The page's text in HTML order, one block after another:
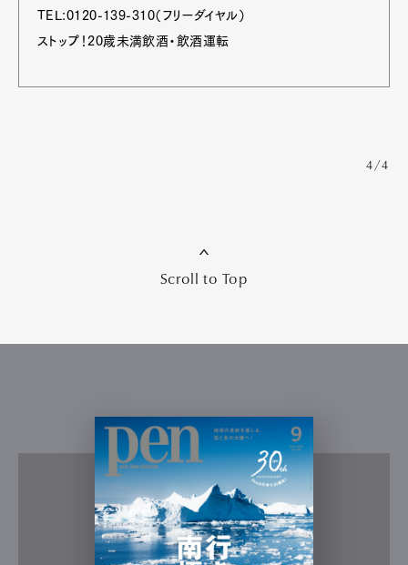
TEL:0120-139-310（フリーダイヤル）
ストップ！20歳未満飲酒・飲酒運転
4/4
Scroll to Top